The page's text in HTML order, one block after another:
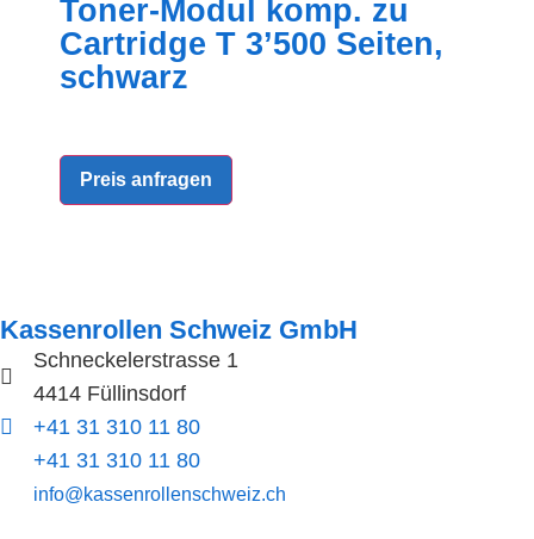
Toner-Modul komp. zu
Cartridge T 3’500 Seiten,
schwarz
Preis anfragen
Kassenrollen Schweiz GmbH
Schneckelerstrasse 1
4414 Füllinsdorf
+41 31 310 11 80
+41 31 310 11 80
info@kassenrollenschweiz.ch